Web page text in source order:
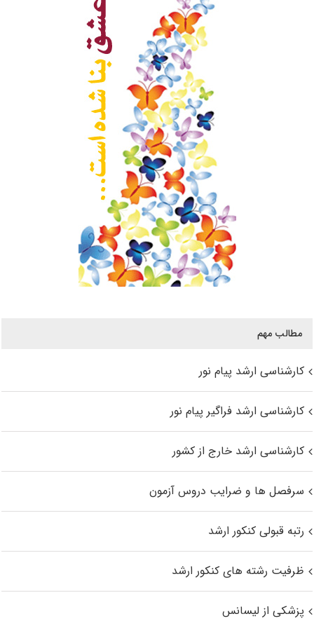
مطالب مهم
کارشناسی ارشد پیام نور
کارشناسی ارشد فراگیر پیام نور
کارشناسی ارشد خارج از کشور
سرفصل ها و ضرایب دروس آزمون
رتبه قبولی کنکور ارشد
ظرفیت رشته های کنکور ارشد
پزشکی از لیسانس